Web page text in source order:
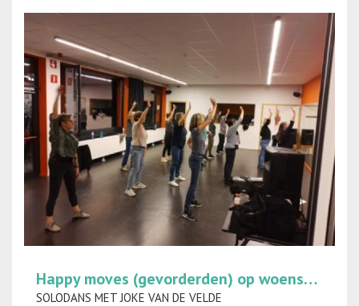
Happy moves (gevorderden) op woensdag
SOLODANS MET JOKE VAN DE VELDE